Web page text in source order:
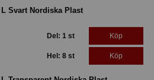
Svart Nordiska Plast
Del: 1 st Köp
Hel: 8 st Köp